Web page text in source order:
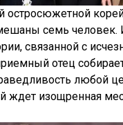
остросюжетной
семь человек.
связанной с
отец
любой
ждет изощренная